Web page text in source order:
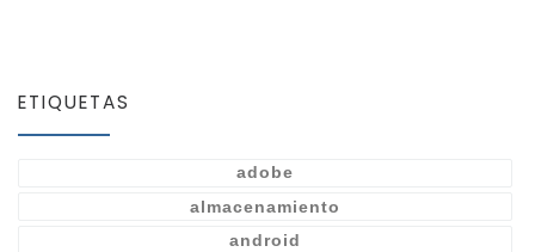
ETIQUETAS
adobe
almacenamiento
android